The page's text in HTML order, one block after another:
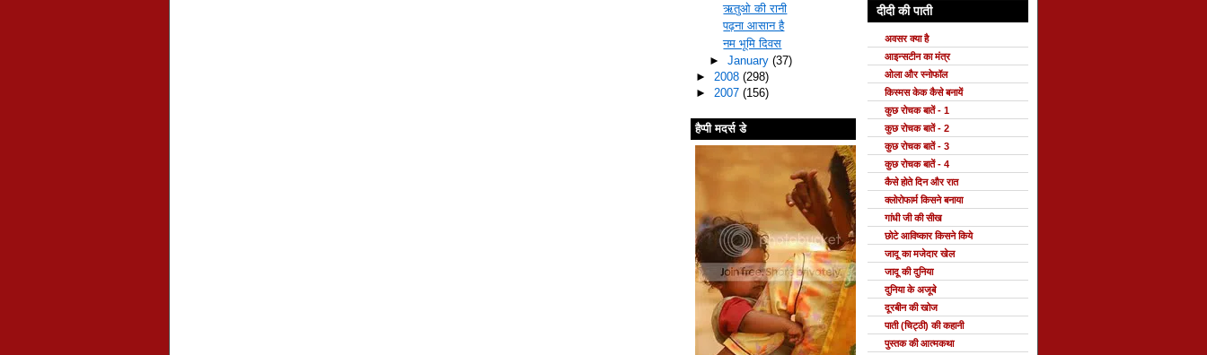
ऋतुओ की रानी
पढ़ना आसान है
नम भूमि दिवस
► January (37)
► 2008 (298)
► 2007 (156)
हैप्पी मदर्स डे
दीदी की पाती
अवसर क्या है
आइन्सटीन का मंत्र
ओला और स्नोफॉल
किस्मस केक कैसे बनायें
कुछ रोचक बातें - 1
कुछ रोचक बातें - 2
कुछ रोचक बातें - 3
कुछ रोचक बातें - 4
कैसे होते दिन और रात
क्लोरोफार्म किसने बनाया
गांधी जी की सीख
छोटे आविष्कार किसने किये
जादू का मजेदार खेल
जादू की दुनिया
दुनिया के अजूबे
दूरबीन की खोज
पाती (चिट्ठी) की कहानी
पुस्तक की आत्मकथा